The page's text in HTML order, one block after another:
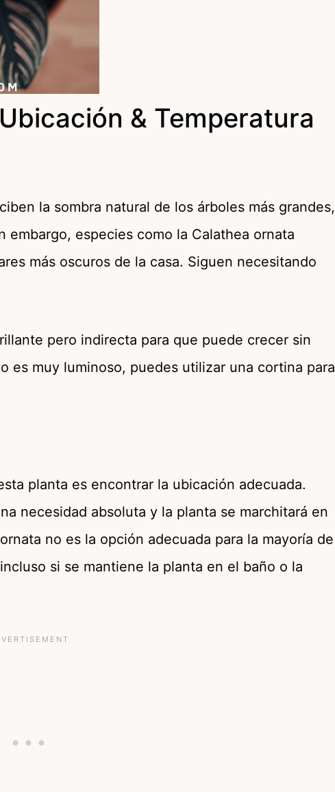
& Temperatura
la sombra natural de los árboles más grandes,
especies como la Calathea ornata
más oscuros de la casa. Siguen necesitando
pero indirecta para que puede crecer sin
es muy luminoso, puedes utilizar una cortina para
planta es encontrar la ubicación adecuada.
necesidad absoluta y la planta se marchitará en
no es la opción adecuada para la mayoría de
si se mantiene la planta en el baño o la